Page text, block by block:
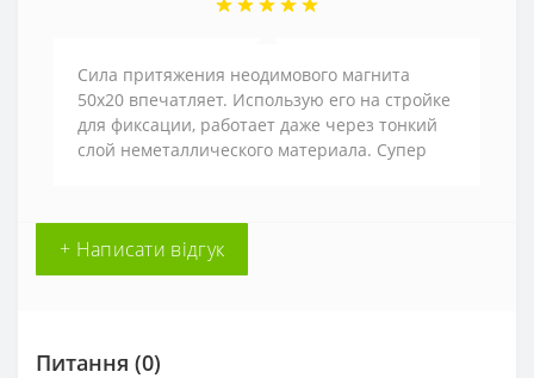
Сила притяжения неодимового магнита
50х20 впечатляет. Использую его на стройке
для фиксации, работает даже через тонкий
слой неметаллического материала. Супер
+ Написати відгук
Питання (0)